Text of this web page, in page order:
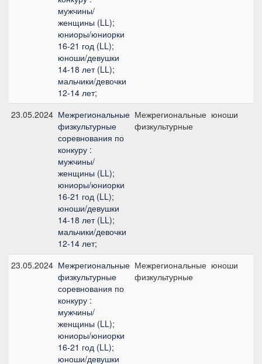
мужчины/
женщины (LL);
юниоры/юниорки
16-21 год (LL);
юноши/девушки
14-18 лет (LL);
мальчики/девочки
12-14 лет;
23.05.2024 Межрегиональные
физкультурные
соревнования по
конкуру :
мужчины/
женщины (LL);
юниоры/юниорки
16-21 год (LL);
юноши/девушки
14-18 лет (LL);
мальчики/девочки
12-14 лет;
Межрегиональные
физкультурные
юноши
23.05.2024 Межрегиональные
физкультурные
соревнования по
конкуру :
мужчины/
женщины (LL);
юниоры/юниорки
16-21 год (LL);
юноши/девушки
Межрегиональные
физкультурные
юноши